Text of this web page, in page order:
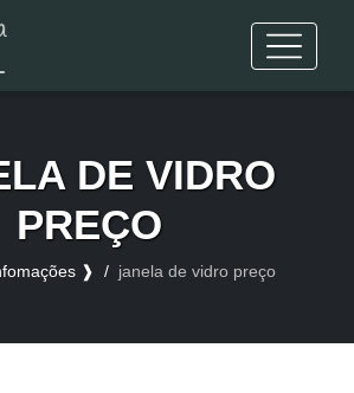
DE VIDRO
PREÇO
❱ janela de vidro preço